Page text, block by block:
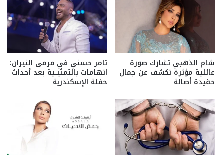
شام الذهبي تشارك صورة
عائلية مؤثرة تكشف عن جمال
حفيدة أصالة
تامر حسني في مرمى النيران:
اتهامات بالتمثيلية بعد أحداث
حفلة الإسكندرية